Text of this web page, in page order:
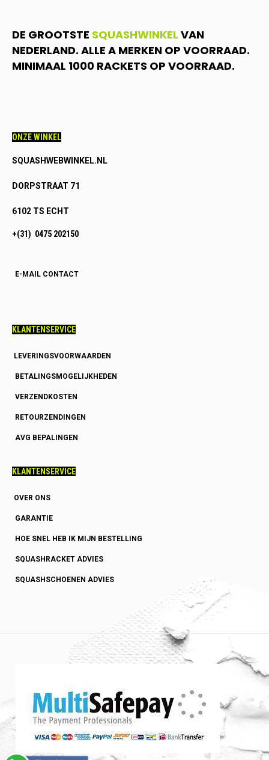
DE GROOTSTE SQUASHWINKEL VAN
NEDERLAND. ALLE A MERKEN OP VOORRAAD.
MINIMAAL 1000 RACKETS OP VOORRAAD.
ONZE WINKEL
SQUASHWEBWINKEL.NL
DORPSTRAAT 71
6102 TS ECHT
+(31) 0475 202150
E-MAIL CONTACT
KLANTENSERVICE
LEVERINGSVOORWAARDEN
BETALINGSMOGELIJKHEDEN
VERZENDKOSTEN
RETOURZENDINGEN
AVG BEPALINGEN
KLANTENSERVICE
OVER ONS
GARANTIE
HOE SNEL HEB IK MIJN BESTELLING
SQUASHRACKET ADVIES
SQUASHSCHOENEN ADVIES